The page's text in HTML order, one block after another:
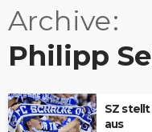
Archive
Philipp
SZ
aus